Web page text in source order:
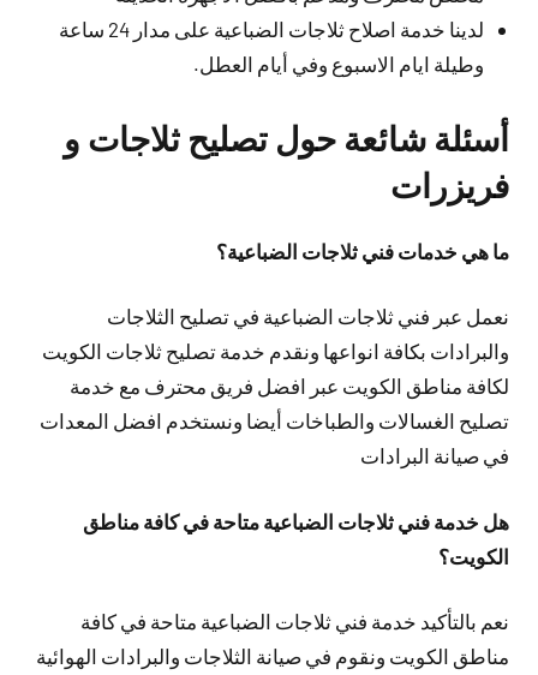
لدينا خدمة اصلاح ثلاجات الضباعية على مدار 24 ساعة
وطيلة ايام الاسبوع وفي أيام العطل.
أسئلة شائعة حول تصليح ثلاجات و
فريزرات
ما هي خدمات فني ثلاجات الضباعية؟
نعمل عبر فني ثلاجات الضباعية في تصليح الثلاجات
والبرادات بكافة انواعها ونقدم خدمة تصليح ثلاجات الكويت
لكافة مناطق الكويت عبر افضل فريق محترف مع خدمة
تصليح الغسالات والطباخات أيضا ونستخدم افضل المعدات
في صيانة البرادات
هل خدمة فني ثلاجات الضباعية متاحة في كافة مناطق
الكويت؟
نعم بالتأكيد خدمة فني ثلاجات الضباعية متاحة في كافة
مناطق الكويت ونقوم في صيانة الثلاجات والبرادات الهوائية